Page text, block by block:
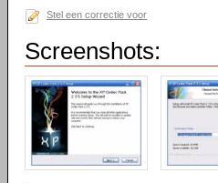
Stel een correctie voor
Screenshots: